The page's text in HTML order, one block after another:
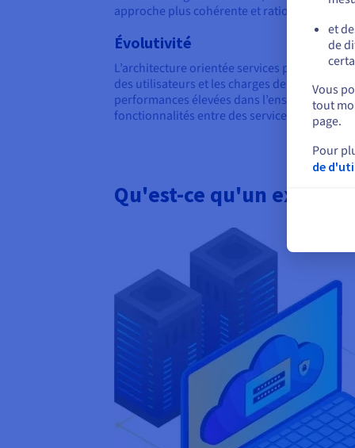
approche plus cohérente et rationalisée.
Évolutivité
L’architecture orientée services permet aux
des utilisateurs et les charges de travail
performances élevées dans l’ensemble du
fonctionnalités entre des services gérés
Qu'est-ce qu'un exemple
et
de
Vous
tout
page.
Pour
de